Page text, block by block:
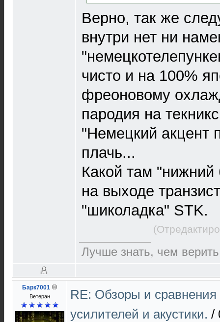
Верно, так же
внутри нет ни
чисто и на 100%
фреоновому
пародия на
"Немецкий акцент
плачь...
Какой там
на выходе
"шиколадка" STK.
Лучше знать, чем
Барк7001
Ветеран
RE: Обзоры и
усилителей и акустики. /